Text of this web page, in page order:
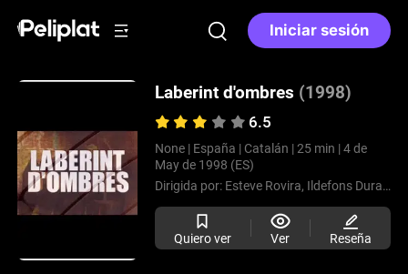
Iniciar sesión
Laberint d'ombres (1998)
6.5
None | España | Catalán | 25 min | 4 de
May de 1998 (ES)
Dirigida por: Esteve Rovira, Ildefons Duran,
Quiero ver Ver Reseña